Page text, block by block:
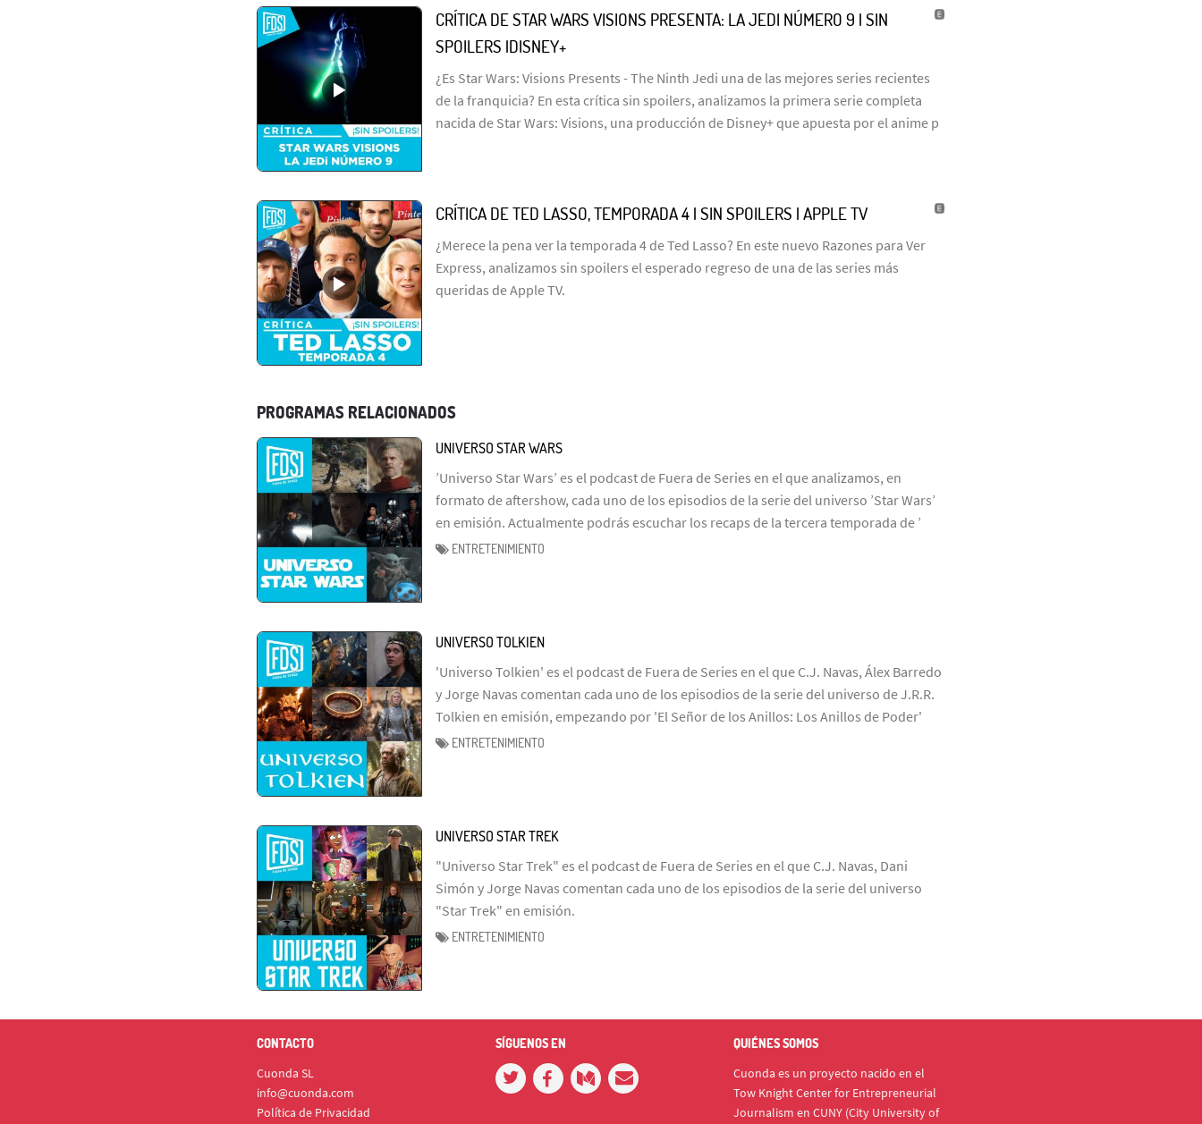
CRÍTICA DE STAR WARS VISIONS PRESENTA: LA JEDI NÚMERO 9 | SIN
SPOILERS |DISNEY+
¿Es Star Wars: Visions Presents - The Ninth Jedi una de las mejores series recientes
de la franquicia? En esta crítica sin spoilers, analizamos la primera serie completa
nacida de Star Wars: Visions, una producción de Disney+ que apuesta por el anime p
CRÍTICA DE TED LASSO, TEMPORADA 4 | SIN SPOILERS | APPLE TV
¿Merece la pena ver la temporada 4 de Ted Lasso? En este nuevo Razones para Ver
Express, analizamos sin spoilers el esperado regreso de una de las series más
queridas de Apple TV.
PROGRAMAS RELACIONADOS
UNIVERSO STAR WARS
’Universo Star Wars’ es el podcast de Fuera de Series en el que analizamos, en
formato de aftershow, cada uno de los episodios de la serie del universo ’Star Wars’
en emisión. Actualmente podrás escuchar los recaps de la tercera temporada de ’
ENTRETENIMIENTO
UNIVERSO TOLKIEN
'Universo Tolkien' es el podcast de Fuera de Series en el que C.J. Navas, Álex Barredo
y Jorge Navas comentan cada uno de los episodios de la serie del universo de J.R.R.
Tolkien en emisión, empezando por 'El Señor de los Anillos: Los Anillos de Poder'
ENTRETENIMIENTO
UNIVERSO STAR TREK
"Universo Star Trek" es el podcast de Fuera de Series en el que C.J. Navas, Dani
Simón y Jorge Navas comentan cada uno de los episodios de la serie del universo
"Star Trek" en emisión.
ENTRETENIMIENTO
CONTACTO
Cuonda SL
info@cuonda.com
Política de Privacidad
SÍGUENOS EN QUIÉNES SOMOS
Cuonda es un proyecto nacido en el
Tow Knight Center for Entrepreneurial
Journalism en CUNY (City University of